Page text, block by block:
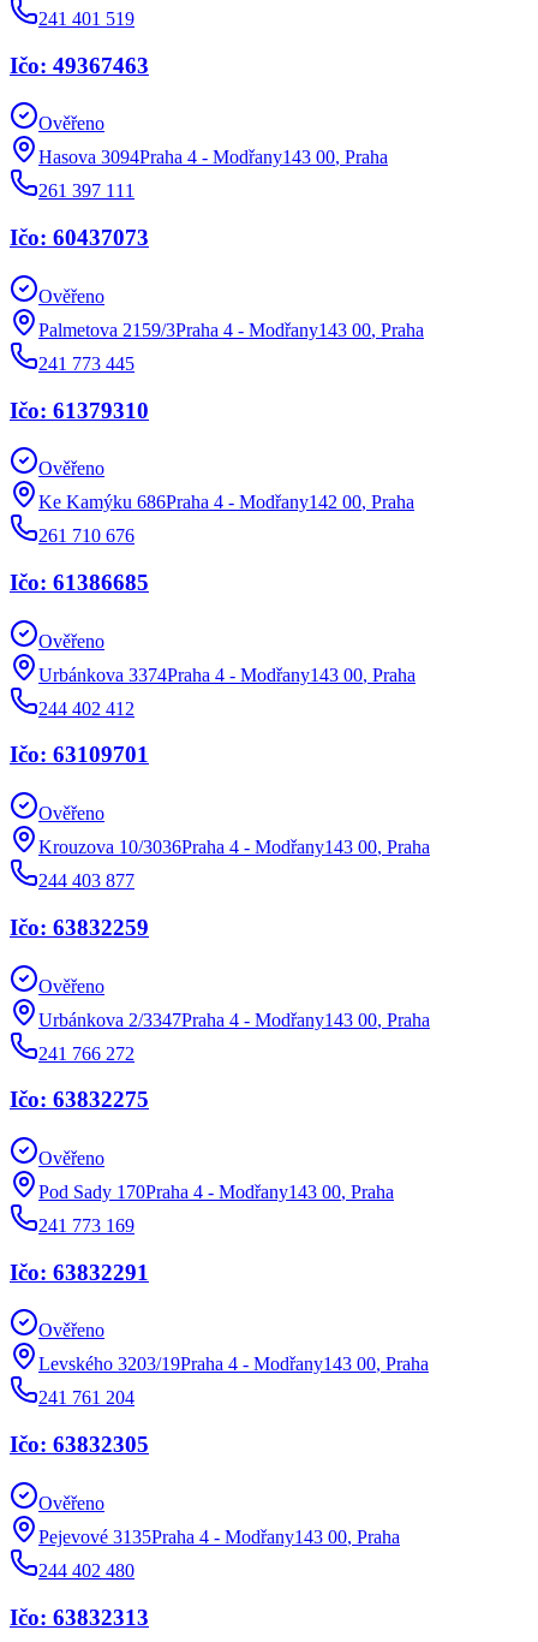
241 401 519
Ičo: 49367463
Ověřeno
Hasova 3094Praha 4 - Modřany143 00, Praha
261 397 111
Ičo: 60437073
Ověřeno
Palmetova 2159/3Praha 4 - Modřany143 00, Praha
241 773 445
Ičo: 61379310
Ověřeno
Ke Kamýku 686Praha 4 - Modřany142 00, Praha
261 710 676
Ičo: 61386685
Ověřeno
Urbánkova 3374Praha 4 - Modřany143 00, Praha
244 402 412
Ičo: 63109701
Ověřeno
Krouzova 10/3036Praha 4 - Modřany143 00, Praha
244 403 877
Ičo: 63832259
Ověřeno
Urbánkova 2/3347Praha 4 - Modřany143 00, Praha
241 766 272
Ičo: 63832275
Ověřeno
Pod Sady 170Praha 4 - Modřany143 00, Praha
241 773 169
Ičo: 63832291
Ověřeno
Levského 3203/19Praha 4 - Modřany143 00, Praha
241 761 204
Ičo: 63832305
Ověřeno
Pejevové 3135Praha 4 - Modřany143 00, Praha
244 402 480
Ičo: 63832313